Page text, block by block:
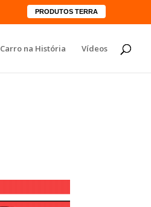
PRODUTOS TERRA
Carro na História Vídeos